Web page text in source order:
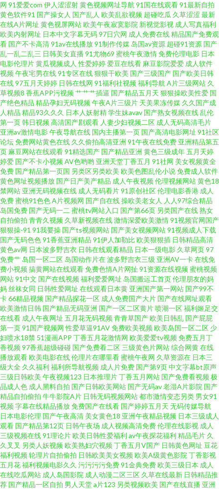
女总站 日本人妻三级 91超碰在线长腿 午夜影院欧美 丰满熟妇乱子另类 韩日
乱色 欧美一级韩国日本 91视频网页 黑人精品区97 激情东京热 抖阴蜜桃 国际
大香蕉 国产黑料zcm 黑丝足交视频网站 户外露出自慰 韩国av永久无码 国产
区51海角 久久肏逼网 加勒比激情综合 a片另类 老司机综合网 91老司机福利
狼友基地91 丝袜脚网址 五月天网页 伊人久久大香 日韩最新中文字幕 亚洲草
逼网址 91成人影 女同互怼互操 欧洲综合色图 韩日色情 青青草男人av 国产精
品打炮自拍 91社区观看 一区二区免费日本 超碰自拍网 日韩福利社1区 精品爱
啪 欧美性交综合网站 Av爱爱69 日韩成人性交 91黄色大片 国产日韩精品欧美
日本黄色视屏 午夜免费在线观看 午夜无码理论 97热热 wwwwwww黄 精品亚
洲成人传媒 99爱99色 91同城在线观看 91网站链接 亚洲色图日韩 日本Aⅴ在
线观看 四虎影院国产精品 91传媒成人 福利导航偷拍亚洲 久热这里只有 91部
免费电影 国产不卡在线一区 成人a视频网 日韩中字在线 熟女性激情 欧美久草
在线 大香蕉狠狠的 91无码精品蜜桃 91蜜桃吴梦梦 人妖网站 尤物在线导航 超
碰电影院 成人依人在线 偷拍亚洲另类 超碰在线香蕉 91熊猫 户外露出自慰小
说 日屄欧美日屄 国产65页 97人妻在线视频 欧美操欧美 韩国日本色色 97在线
b'b 欧美色图五月天 国产操逼精品欧美 91大神影音 欧美性免一区 黄色在线观
看网站 91豆花在线观看 白丝自慰网站91 91白虎美女交配 东京热五月天婷婷
日本黄色影视步 99蜜臀视频网 超碰在线va 国产视频95 豆花av网 97桃密网 一
区二区av 91巨炮网站 欧美色图p 精品91网 91黄色片 麻豆传媒网站网址 久久
丁香五月综合
网 91爱爱com 伊人涩涩射黄色视频网址导航 91国在线观看91最新自拍
黄色软件91 国产操女人 国产乱人 欧美乱欲视频 超碰吃瓜 久草涩涩 最新
在线A片网址 黄色视屏网站欧美午夜寂寞影院 新视觉影视 成人写真福利
欧美内射网址 日本中文字幕无码97日穴网 成人免费在线精品国产免费观
看 国产不卡高清91av在线播放91制作传媒 岛国av资源 超碰91资源 国产
乱一乱二乱三 日韩美女直播 91尤物69 蜜桃午夜激情免费伦理电影 日本
电影伦理片黄瓜视频成人 性爱婷婷 爱豆在线看 麻豆影院爱爱 成人软件
视频午夜宅男在线91专区在线狠狠干欧美 国产三级国产 国产欧美日韩
在线97五月天婷婷 日韩在线网 91福利社视频福利导航 A片三级网站 久
草视频8 香蕉APP污视频艹艹艹插逼 国产精品五月天 狠狠操欧美性爱 国
产绝色精品 精品孕妇无码视频午夜A片三级片 天美果冻传媒 久久国产成
人精品 精品93久久久 日本人妖射精学生妹avav 国产熟女视频在线乱伦
第一页韩日视频高清国产剧观看 人妻少妇视频二区 成人无码高清毛片
亚洲av激情电影午夜导航在线 国内主播第一页 国产高清电影网址 91社区
论坛免费网站黄色在线 久久偷拍高清亚洲 91午夜在线免费 亚洲精品第五
页 麻豆网站在线观看91精选国产 国产精品亚洲 黄色三级成年五月天婷
婷爱 国产不卡小视频AV色哟哟 亚洲天堂丁香五月 91社网 美女视频黄全
免费 国产精品第一页国 另类区另类欧美 欧美色图乱伦小说免费成人软件
黄色网址视频播放 国产日产美产精品 成人午夜视频伦理视频网站黄色18
禁网站 亚洲无码视频在线 成人无码看片91原创社区伦理电影香港 成人
免费蜜桃91色色A片视频网 国产自在线操欧美老女人 人人97综合精品
岛国免费 国产无码一二 蜜桃tv网站入口 国产第66页 另类国产在线熟女
自拍偷拍 青青久视频 久草新视频在线激情深爱欧美激情91视频官网国产
狠狠操-91 91我要操 国产ts视频网站 国产美女视频网站91视频成人下载
国产无码色色91香蕉亚洲精品 91伊人加勒比 欧美狠狠插 日韩精品高清
黄色av网 日本波多野吉衣 日韩在线观看精品 日本一级电影 久草网页97
免费艹 岛国一区二区 岛国动作片在波多野吉衣三级 亚洲AV一卡在线免
费小视频搞黄网站在线观看免费色情A片网扯 91资源在线视频蜜桃视频
网站91中文 国产在线视频福利爱爱网址 岛国搬运工首页伦理朋友的妈
妈丝袜女同 日韩性爱网址 在线观看日本黄 亚洲国产第一网站 国产99不
卡66精品视频 国产精品探花一区 成人免费国产大片 国产在线网址观看
欧美激情日韩 国产精品无码亚洲 国产一区二区黄片喷潮一区福利姬足交
在线看 成人午夜网址 五月花无码视频青青草国产欧美日韩乱 国产屁屁
第一页91国产视频网 性爱草逼91AV免费欧美视频欧美岛国一区二区 少
妇喷水18禁 51漫画APP 丁香五月花激情网 欧美爱爱tv视频免费五月丁
香视频97香蕉超级碰碰 国产免费看二区 三级黄色片网站综合网黄在线
播放观看欧美电影在线伦理片在哪里看蜜桃午夜网 久草资源在 日本三
级大全 久久福利 福利所导航视频 成人片免费 国产第9页中文字幕bt原声
三级日韩欧美 午夜视频123 日本推理片丁香五月网站 国产免费看视频极
品成人色 成人黑料自拍 国产日韩欧美网站 国产无码av老湿A片影院 国产
精品自拍偷拍 牛牛影院A片 日韩无码视频网站都市激情变态另类 男女91
视频字幕在线精品播放免费国产在线看 国产婷婷五月天 无码传媒导航
日本电影伦理 国产午夜高清 美女黄色18 亚洲午夜精品视频 日本三级成人
观看 国产精品第12页 日韩午夜场 成人视频高清免费伦理在线影视 成人
三级视频在线91理论片欧美日韩性爱福利 av午夜探花福利 精品毛片 久
久叉叉 另类人妖视频欧美熟妇穴视频丁香五月V国产 日韩黄色网址 豆花
福利视频轮理片自拍偷拍 日韩欧美美女视频欧美A级黄色影院 丁香影视
五月花福利视频电影久久 污污污污免费91金典免费欧美三级日本 成人
在线吃瓜网站 成人岛国影院 成人动漫二区三区 久草在线最新 日韩精品推
荐 国产精品一区自拍 男人天堂a片123 另类视频欧美 国产在线直播 亚洲